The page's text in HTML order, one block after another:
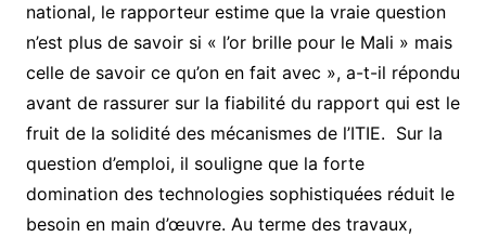
national, le rapporteur estime que la vraie question
n’est plus de savoir si « l’or brille pour le Mali » mais
celle de savoir ce qu’on en fait avec », a-t-il répondu
avant de rassurer sur la fiabilité du rapport qui est le
fruit de la solidité des mécanismes de l’ITIE. Sur la
question d’emploi, il souligne que la forte
domination des technologies sophistiquées réduit le
besoin en main d’œuvre. Au terme des travaux,